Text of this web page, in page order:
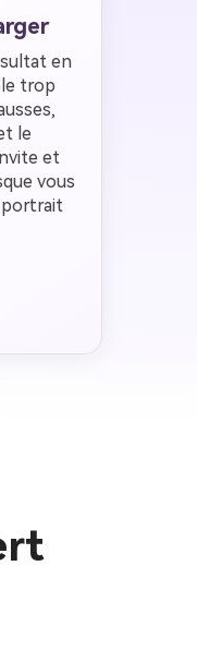
en
trop
le
et
vous
portrait